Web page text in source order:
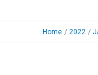
Home 2022